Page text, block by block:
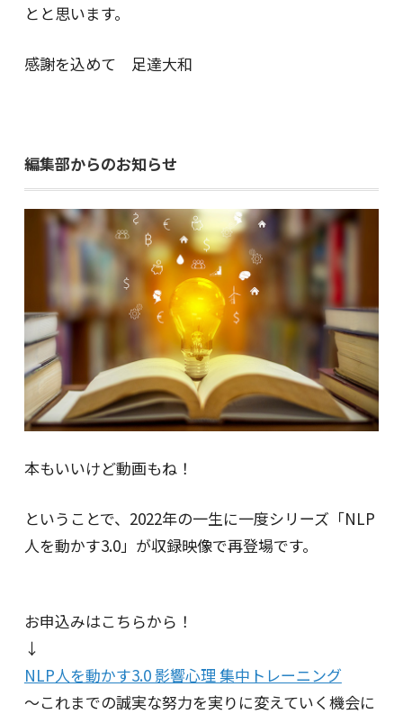
とと思います。
感謝を込めて 足達大和
編集部からのお知らせ
本もいいけど動画もね！
ということで、2022年の一生に一度シリーズ「NLP
人を動かす3.0」が収録映像で再登場です。
お申込みはこちらから！
↓
NLP人を動かす3.0 影響心理 集中トレーニング
～これまでの誠実な努力を実りに変えていく機会に